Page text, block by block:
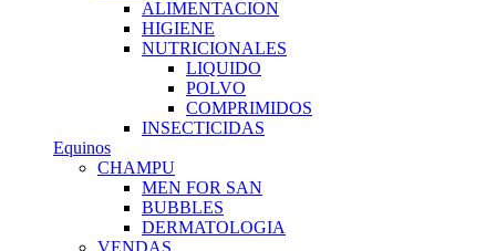
ALIMENTACION
HIGIENE
NUTRICIONALES
LIQUIDO
POLVO
COMPRIMIDOS
INSECTICIDAS
Equinos
CHAMPU
MEN FOR SAN
BUBBLES
DERMATOLOGIA
VENDAS